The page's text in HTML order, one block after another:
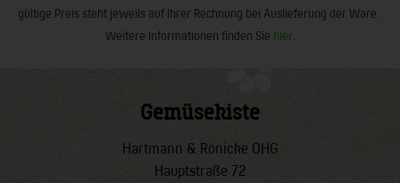
gültige Preis steht jeweils auf Ihrer Rechnung bei Auslieferung der Ware.
Weitere Informationen finden Sie hier
Gemüsekiste
Hartmann & Rönicke OHG
Hauptstraße 72